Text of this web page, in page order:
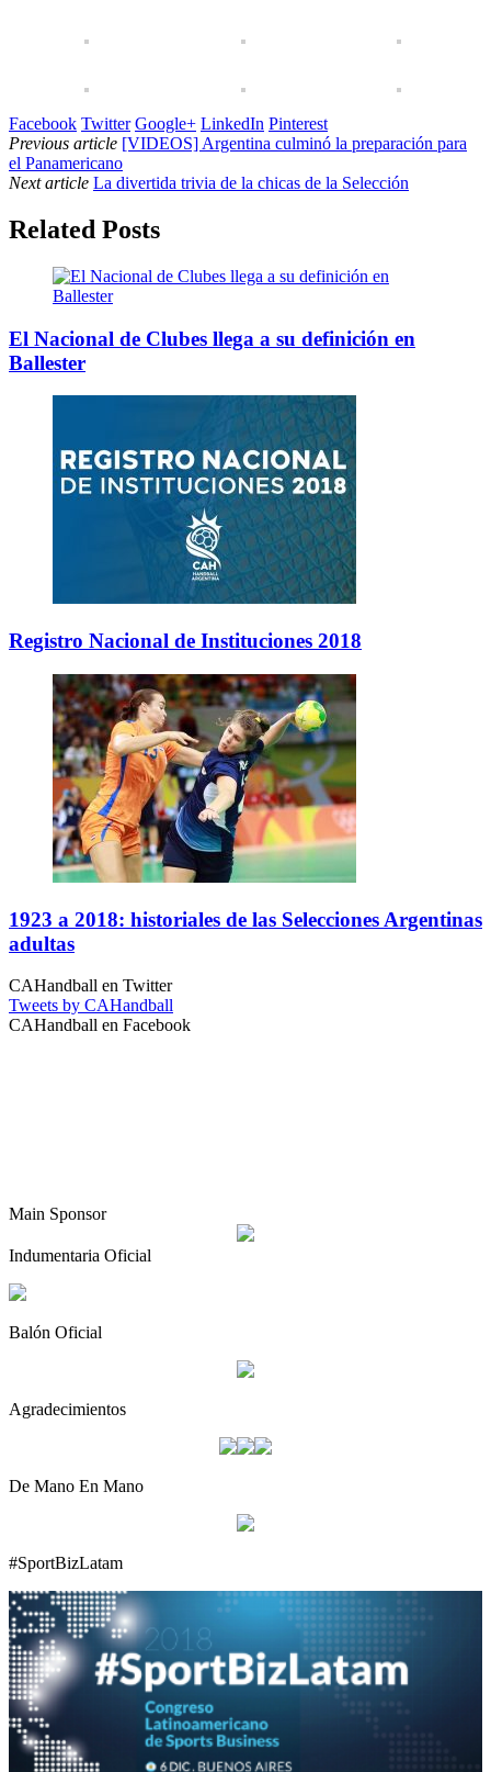
Facebook Twitter Google+ LinkedIn Pinterest
Previous article [VIDEOS] Argentina culminó la preparación para
el Panamericano
Next article La divertida trivia de la chicas de la Selección
Related Posts
El Nacional de Clubes llega a su definición en
Ballester
Registro Nacional de Instituciones 2018
1923 a 2018: historiales de las Selecciones Argentinas
adultas
CAHandball en Twitter
Tweets by CAHandball
CAHandball en Facebook
Main Sponsor
Indumentaria Oficial
Balón Oficial
Agradecimientos
De Mano En Mano
#SportBizLatam